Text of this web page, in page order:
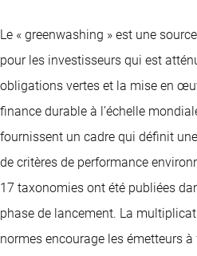
Le « greenwashing » est une
pour les investisseurs qui est
obligations vertes et la mise en
finance durable à l’échelle
fournissent un cadre qui définit
de critères de performance
17 taxonomies ont été publiées
phase de lancement. La
normes encourage les émetteurs à